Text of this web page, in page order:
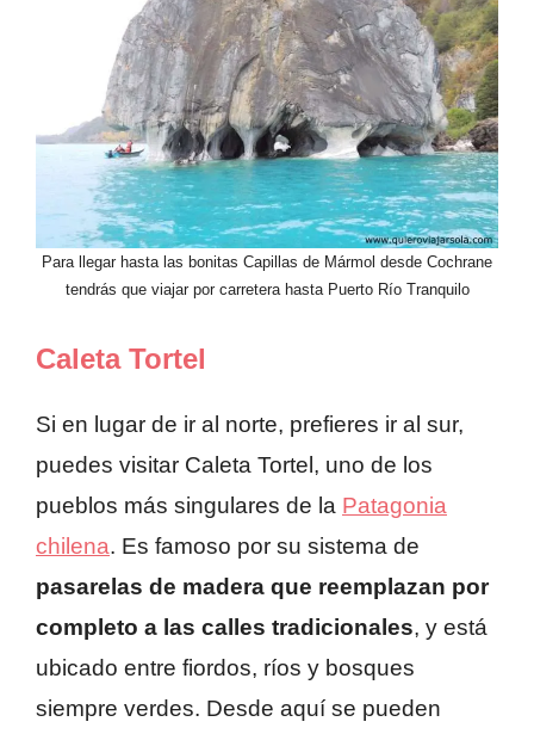
Para llegar hasta las bonitas Capillas de Mármol desde Cochrane
tendrás que viajar por carretera hasta Puerto Río Tranquilo
Caleta Tortel
Si en lugar de ir al norte, prefieres ir al sur,
puedes visitar Caleta Tortel, uno de los
pueblos más singulares de la Patagonia
chilena. Es famoso por su sistema de
pasarelas de madera que reemplazan por
completo a las calles tradicionales, y está
ubicado entre fiordos, ríos y bosques
siempre verdes. Desde aquí se pueden